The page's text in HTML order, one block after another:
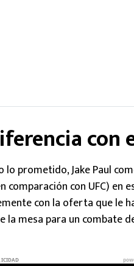
con
lo prometido, Jake Paul
comparación con UFC) en
con la oferta que le
la mesa para un combate